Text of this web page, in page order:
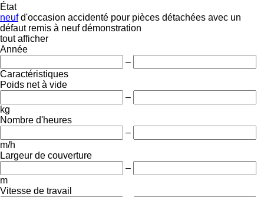
État
neuf d'occasion accidenté pour pièces détachées avec un
défaut remis à neuf démonstration
tout afficher
Année
–
Caractéristiques
Poids net à vide
–
kg
Nombre d'heures
–
m/h
Largeur de couverture
–
m
Vitesse de travail